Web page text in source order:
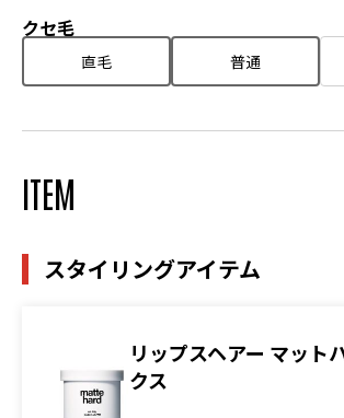
クセ毛
直毛 普通
ITEM
スタイリングアイテム
リップスヘアー マット
クス